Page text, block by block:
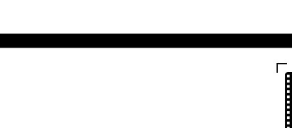
contenu